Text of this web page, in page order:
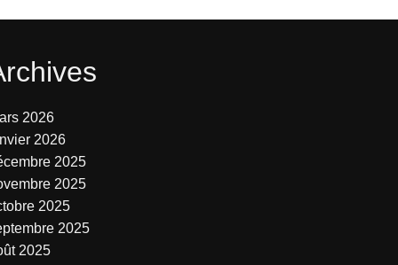
2026
2026
2025
2025
2025
2025
2025